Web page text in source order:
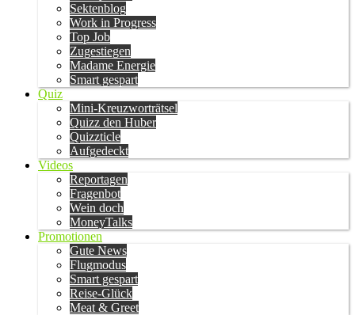
Sektenblog
Work in Progress
Top Job
Zugestiegen
Madame Energie
Smart gespart
Quiz
Mini-Kreuzworträtsel
Quizz den Huber
Quizzticle
Aufgedeckt
Videos
Reportagen
Fragenbot
Wein doch
MoneyTalks
Promotionen
Gute News
Flugmodus
Smart gespart
Reise-Glück
Meat & Greet